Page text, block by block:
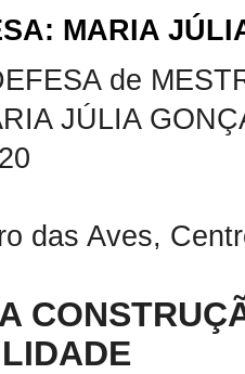
MARIA
de
JÚLIA
das Aves,